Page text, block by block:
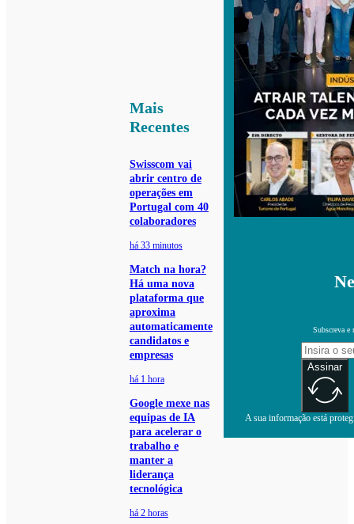
Mais
Recentes
Swisscom vai
abrir centro de
operações em
Portugal com 40
colaboradores
há 33 minutos
Match na hora?
Há uma nova
plataforma que
aproxima
automaticamente
candidatos e
empresas
há 1 hora
Google mexe nas
equipas de IA
para acelerar o
trabalho e
manter a
liderança
tecnológica
há 2 horas
Subscreva e
Assinar
A sua informação está